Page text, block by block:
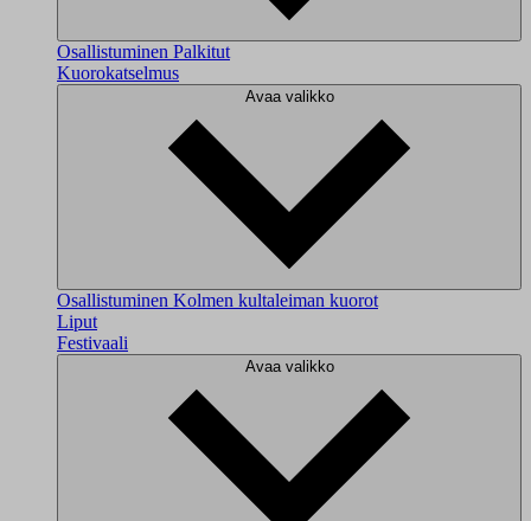
Osallistuminen Palkitut
Kuorokatselmus
Avaa valikko
Osallistuminen Kolmen kultaleiman kuorot
Liput
Festivaali
Avaa valikko